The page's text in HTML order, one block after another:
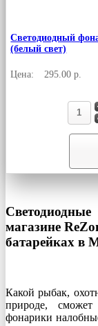
Светодиодный
(белый свет)
Цена: 295.00 р.
магазине
батарейках в
Какой рыбак,
природе,
фонарики